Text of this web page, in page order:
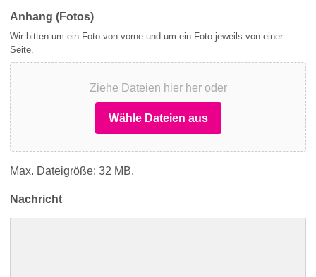
Anhang (Fotos)
Wir bitten um ein Foto von vorne und um ein Foto jeweils von einer
Seite.
Ziehe Dateien hier her oder
Wähle Dateien aus
Max. Dateigröße: 32 MB.
Nachricht